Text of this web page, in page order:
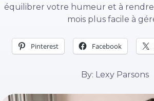
équilibrer votre humeur et à
mois plus facile à
Pinterest Facebook
By: Lexy Parsons